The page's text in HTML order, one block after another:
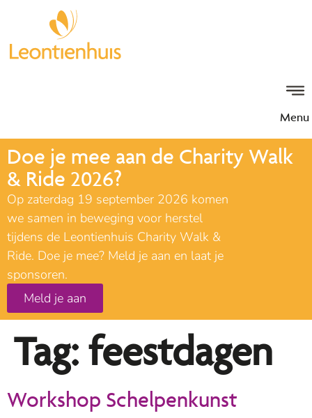
Menu
Doe je mee aan de Charity Walk
& Ride 2026?
Op zaterdag 19 september 2026 komen
we samen in beweging voor herstel
tijdens de Leontienhuis Charity Walk &
Ride. Doe je mee? Meld je aan en laat je
sponsoren.
Meld je aan
Tag: feestdagen
Workshop Schelpenkunst